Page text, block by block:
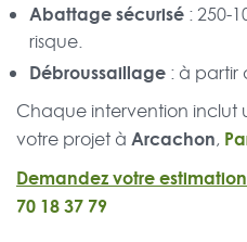
Abattage sécurisé : 250-
risque.
Débroussaillage : à partir
Chaque intervention inclut
votre projet à Arcachon,
Demandez votre
70 18 37 79